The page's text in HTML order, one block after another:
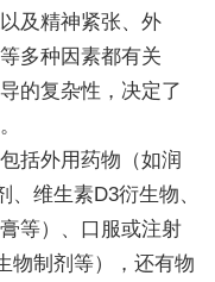
及精神紧张、外
多种因素都有关
的复杂性，决定了
括外用药物（如润
维生素D3衍生物、
等）、口服或注射
物制剂等），还有物